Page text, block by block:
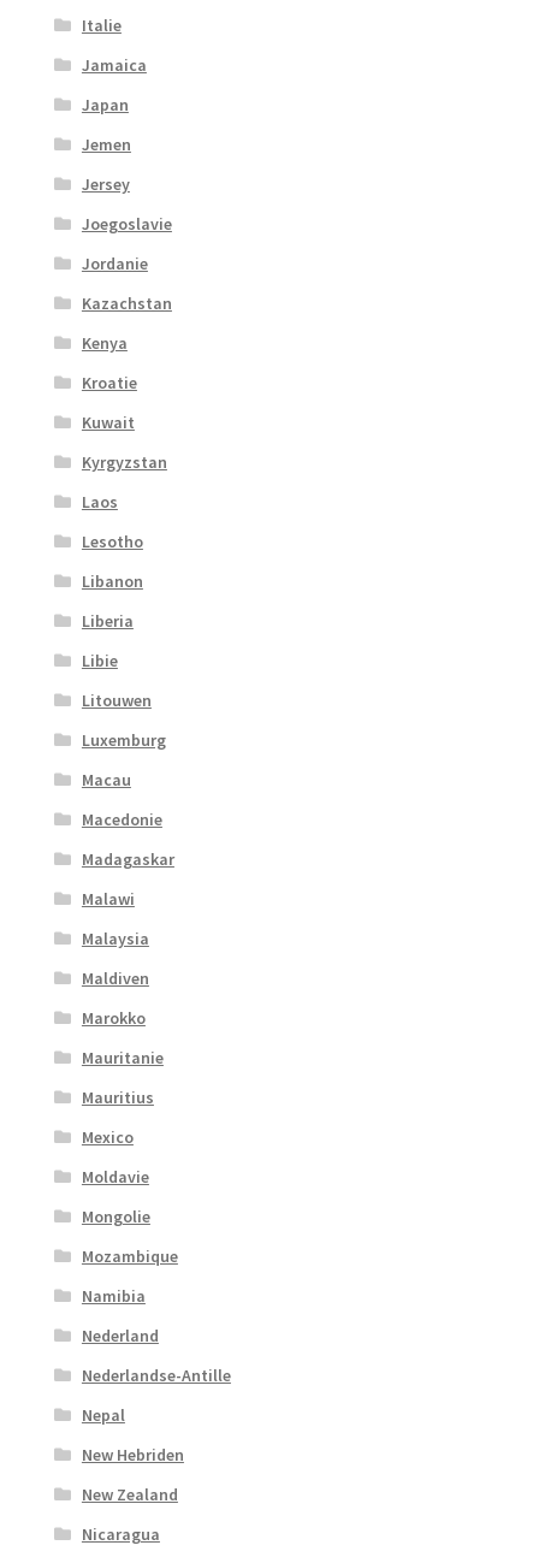
Italie
Jamaica
Japan
Jemen
Jersey
Joegoslavie
Jordanie
Kazachstan
Kenya
Kroatie
Kuwait
Kyrgyzstan
Laos
Lesotho
Libanon
Liberia
Libie
Litouwen
Luxemburg
Macau
Macedonie
Madagaskar
Malawi
Malaysia
Maldiven
Marokko
Mauritanie
Mauritius
Mexico
Moldavie
Mongolie
Mozambique
Namibia
Nederland
Nederlandse-Antille
Nepal
New Hebriden
New Zealand
Nicaragua